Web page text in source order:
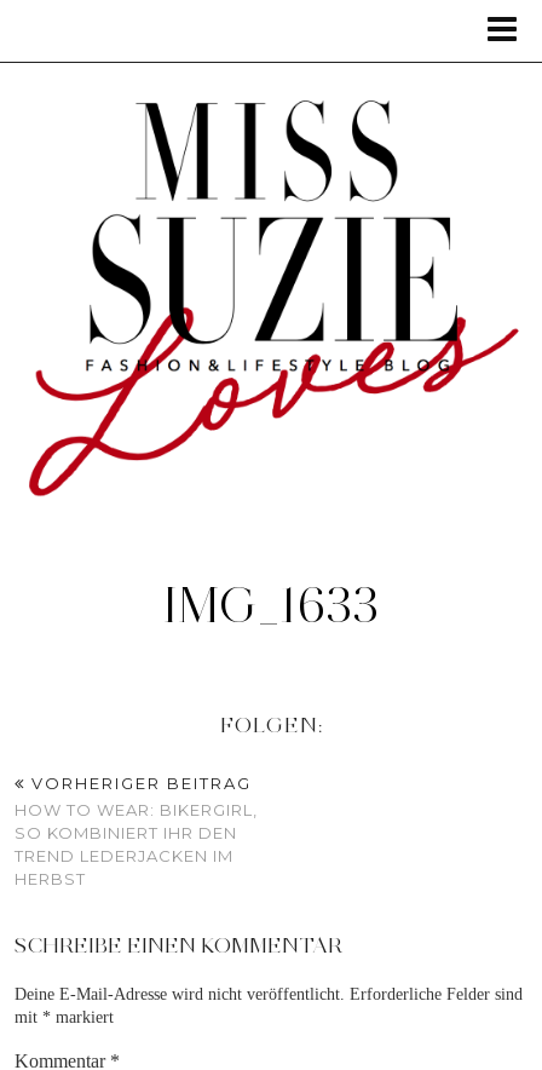
IMG_1633
FOLGEN:
VORHERIGER BEITRAG
HOW TO WEAR: BIKERGIRL,
SO KOMBINIERT IHR DEN
TREND LEDERJACKEN IM
HERBST
SCHREIBE EINEN KOMMENTAR
Deine E-Mail-Adresse wird nicht veröffentlicht. Erforderliche Felder sind
mit * markiert
Kommentar *